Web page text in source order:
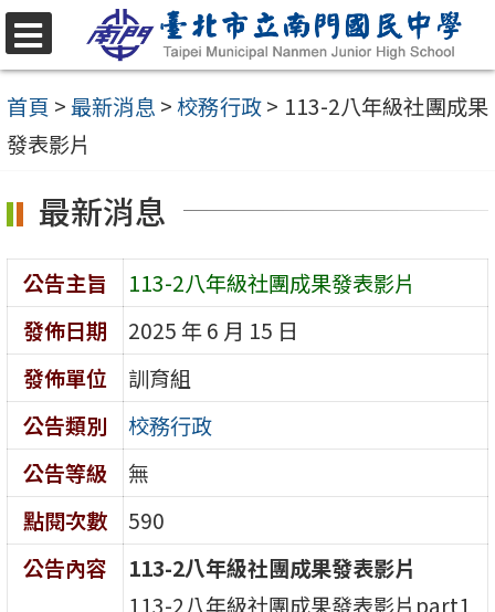
跳
至
主
要
容
選
單
首頁 >最新消息 >校務行政> 113-2八年級社團成果
發表影片
最新消息
公告主旨
113-2八年級社團成果發表影片
發佈日期
2025 年 6 月 15 日
發佈單位
訓育組
公告類別
校務行政
公告等級
無
點閱次數
590
公告內容
113-2八年級社團成果發表影片
113-2八年級社團成果發表影片part1